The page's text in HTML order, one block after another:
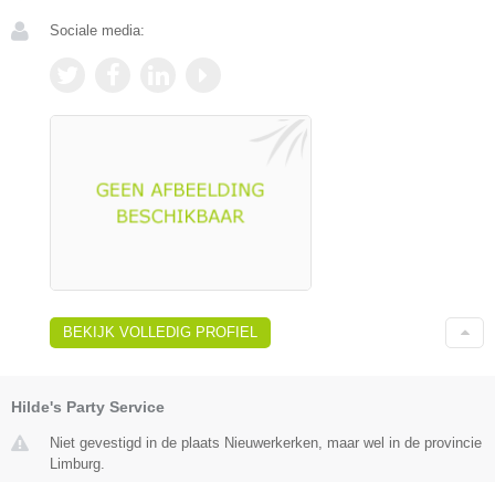
Sociale media:
BEKIJK VOLLEDIG PROFIEL
Hilde's Party Service
Niet gevestigd in de plaats Nieuwerkerken, maar wel in de provincie
Limburg.